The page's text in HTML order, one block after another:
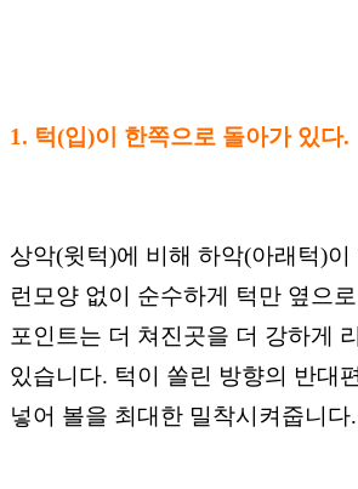
1. 턱(입)이 한쪽으로 돌아가 있다.
상악(윗턱)에 비해 하악(아래턱)
런모양 없이 순수하게 턱만 옆으
포인트는 더 쳐진곳을 더 강하게
있습니다. 턱이 쏠린 방향의 반대
넣어 볼을 최대한 밀착시켜줍니다.